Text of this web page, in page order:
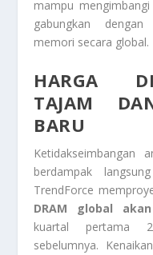
mampu
gabungkan
memori secara global.
HARGA
TAJAM
BARU
Ketidakseimbangan
berdampak
TrendForce
DRAM global
kuartal pertama
sebelumnya.